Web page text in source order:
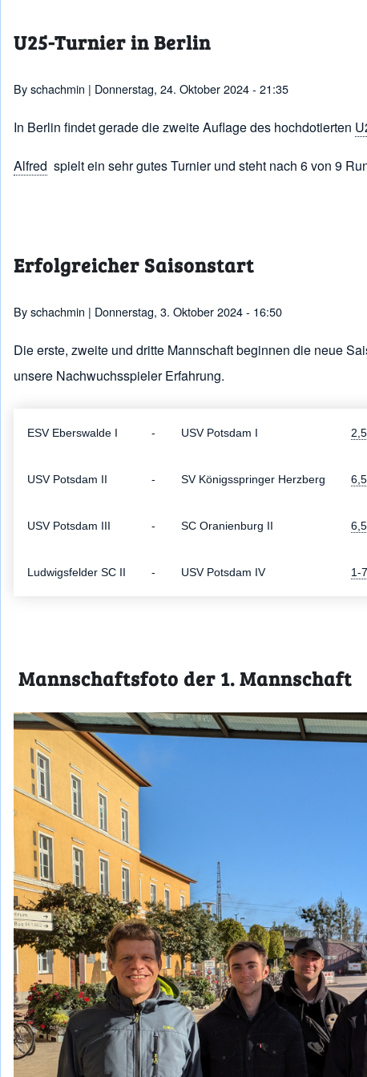
U25-Turnier in Berlin
Byschachmin | Donnerstag, 24. Oktober 2024 - 21:35
In Berlin findet gerade die zweite Auflage des hochdotierten
Alfred spielt ein sehr gutes Turnier und steht nach 6 von 9
Erfolgreicher Saisonstart
Byschachmin | Donnerstag, 3. Oktober 2024 - 16:50
Die erste, zweite und dritte Mannschaft beginnen die neue
unsere Nachwuchsspieler Erfahrung.
ESV Eberswalde I - USV Potsdam I
USV Potsdam II - SV Königsspringer Herzberg
USV Potsdam III - SC Oranienburg II
Ludwigsfelder SC II - USV Potsdam IV 1-7
Mannschaftsfoto der 1. Mannschaft